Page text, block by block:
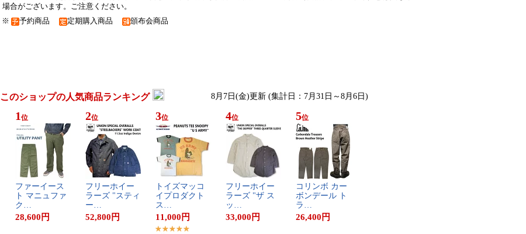
場合がございます。ご注意ください。
※ 予約商品 定期購入商品 頒布会商品
このショップの人気商品ランキング 8月7日(金)更新 (集計日：7月31日～8月6日)
1 位
フ​ァ​ー​イ​ー​ス​
ト​ ​マ​ニ​ュ​フ​ァ​
ク​…
28,600 円
2位
フ​リ​ー​ホ​イ​ー​
ラ​ー​ズ​ ​"​ス​テ​ィ​
ー​…
52,800 円
3位
ト​イ​ズ​マ​ッ​コ​
イ​プ​ロ​ダ​ク​ト​ ​
ス​…
11,000 円
4位
フ​リ​ー​ホ​イ​ー​
ラ​ー​ズ​ ​"​ザ​ ​ス​
ッ​…
33,000 円
5位
コ​リ​ン​ボ​ ​カ​ー​
ボ​ン​デ​ー​ル​ ​ト​
ラ​…
26,400 円